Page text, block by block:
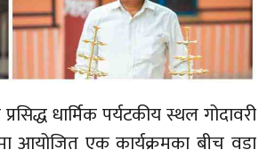
धार्मिक पर्यटकीय स्थल गोदावरी
आयोजित एक कार्यक्रमका बीच वडा